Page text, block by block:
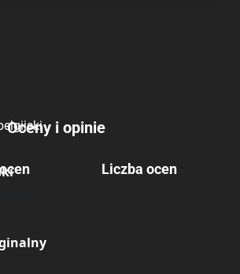
Oceny i opinie
Liczba ocen